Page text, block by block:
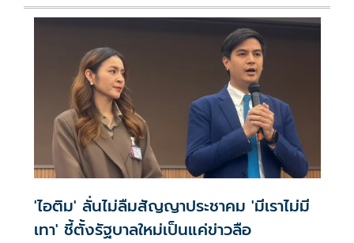
'ไอติม' ลั่นไม่ลืมสัญญาประชาคม 'มีเราไม่มี
เทา' ชี้ตั้งรัฐบาลใหม่เป็นแค่ข่าวลือ